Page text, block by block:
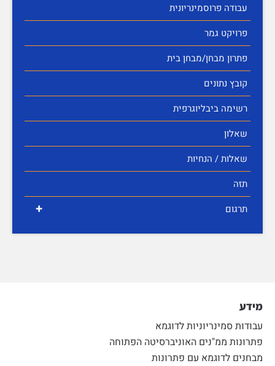
עבודה פרוסמינריונית
פרויקט גמר
פתרון מבחן/מבחן בית
קובץ נתונים
רשימה ביבליוגרפית
שאלון
שאלות / הנחיות
תזה
+ תרגום
מידע
עבודות סמינריוניות לדוגמא
פתרונות ממ"נים האוניברסיטה הפתוחה
מבחנים לדוגמא עם פתרונות